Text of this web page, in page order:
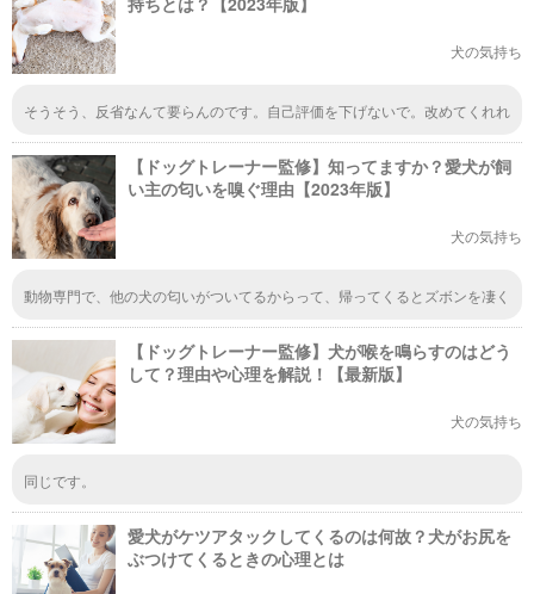
犬の気持ち
そうそう、反省なんて要らんのです。自己評価を下げないで。改めてくれれ
【ドッグトレーナー監修】知ってますか？愛犬が飼
い主の匂いを嗅ぐ理由【2023年版】
犬の気持ち
動物専門で、他の犬の匂いがついてるからって、帰ってくるとズボンを凄く
たの」「誰の匂いなの」って意味だったんですねw そう考えると、浮気がバ
レた人のような感覚になりますww 「誰の匂い！？誰と合ってきたの！！？
浮気！！？」ってw
【ドッグトレーナー監修】犬が喉を鳴らすのはどう
して？理由や心理を解説！【最新版】
犬の気持ち
同じです。
愛犬がケツアタックしてくるのは何故？犬がお尻を
ぶつけてくるときの心理とは